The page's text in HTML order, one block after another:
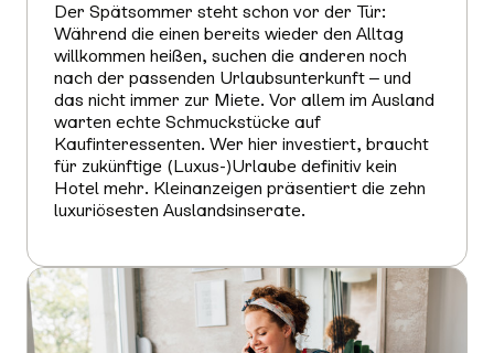
Der Spätsommer steht schon vor der Tür:
Während die einen bereits wieder den Alltag
willkommen heißen, suchen die anderen noch
nach der passenden Urlaubsunterkunft – und
das nicht immer zur Miete. Vor allem im Ausland
warten echte Schmuckstücke auf
Kaufinteressenten. Wer hier investiert, braucht
für zukünftige (Luxus-)Urlaube definitiv kein
Hotel mehr. Kleinanzeigen präsentiert die zehn
luxuriösesten Auslandsinserate.
erfahren